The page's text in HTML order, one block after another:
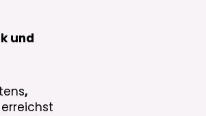
und
,
erreichst